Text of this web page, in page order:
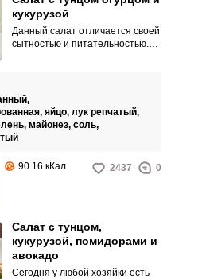
кукурузой
Данный салат отличается своей
сытностью и питательностью.
праздничное меню.
яйцо, лук репчатый,
майонез, соль,
90.16 кКал 2437 0
Салат с тунцом,
кукурузой, помидорами и
авокадо
Сегодня у любой хозяйки есть